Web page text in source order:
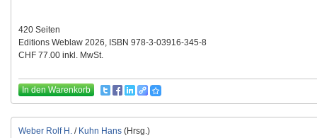
420 Seiten
Editions Weblaw 2026, ISBN 978-3-03916-345-8
CHF 77.00 inkl. MwSt.
In den Warenkorb
Weber Rolf H. / Kuhn Hans (Hrsg.)